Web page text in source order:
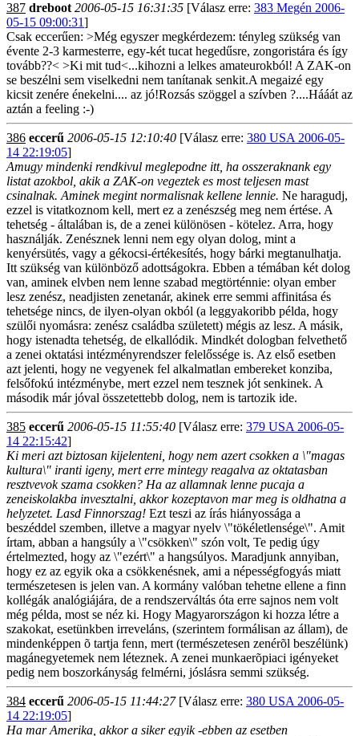
387 dreboot 2006-05-15 16:31:35 [Válasz erre: 383 Megén 2006-
05-15 09:00:31]
Csak eccerűen: >Még egyszer megkérdezem: tényleg szükség van
évente 2-3 karmesterre, egy-két tucat hegedűsre, zongoristára és így
tovább??< >Ki mit tud<...kihozni a lelkes amateurokból! A ZAK-on
se beszélni sem viselkedni nem tanítanak senkit.A megaizé egy
kicsit zenére énekelni.... az jó!Rozsás szöggel a szívben ?....Hááát az
aztán a feeling :-)
386 eccerű 2006-05-15 12:10:40 [Válasz erre: 380 USA 2006-05-
14 22:19:05]
Amugy mindenki rendkivul meglepodne itt, ha osszeraknank egy
listat azokbol, akik a ZAK-on vegeztek es most teljesen mast
csinalnak. Aminek megint normalisnak kellene lennie. Ne haragudj,
ezzel is vitatkoznom kell, mert ez a zenészség meg nem értése. A
tehetség - általában is, de a zenei különösen - kötelez. Arra, hogy
használják. Zenésznek lenni nem egy olyan dolog, mint a
kenyérsütés, vagy a gékocsi-értékesítés, hogy bárki megtanulhatja.
Itt szükség van különböző adottságokra. Ebben a témában két dolog
van, aminek elvben nem lenne szabad megtörténnie: olyan ember
lesz zenész, neadjisten zenetanár, akinek erre semmi affinitása és
tehetsége nincs, de ilyen-olyan okból (a leggyakoribb példa, hogy
szülői nyomásra: zenész családba született) mégis az lesz. A másik,
hogy istenadta tehetség, de elkallódik. Mindkét dologban felvethető
a zenei oktatási intézményrendszer felelőssége is. Az első esetben
azt jelenti, hogy ne vegyenek fel alkalmatlan embereket konziba,
felsőfokú intézménybe, mert ezzel nem tesznek jót senkinek. A
második már jóval összetettebb dolog, nem is tartozik ide.
385 eccerű 2006-05-15 11:55:40 [Válasz erre: 379 USA 2006-05-
14 22:15:42]
Ki meri azt biztosan kijelenteni, hogy nem azert csokken a \"magas
kultura\" iranti igeny, mert erre mintegy reagalva az oktatasban
resztvevok szama csokken? Ha az allamnak lenne pucaja a
zeneiskolakba invesztalni, akkor kozeptavon mar meg is oldhatna a
helyzetet. Lasd Finnorszag! Ezt teszi az írás hiányossága a
beszéddel szemben, illetve a magyar nyelv \"tökéletlensége\". Amit
írtam, abban a hangsúly a \"csökken\" szón volt, Te pedig úgy
értelmezted, hogy az \"ezért\" a hangsúlyos. Maradjunk annyiban,
hogy ez az egyik oka a csökkenésnek, ami a népességfogyás miatt
természetesen is jelen van. A kormány valóban tehetne ellene a finn
kollégák analógiájára, de a rendszerváltás óta erre sajnos nem volt
még példa, most se néz ki. Hogy Magyarországon ki hozza létre a
szakokat, esetünkben irreveláns, (szerintem formálisan az állam), de
mindenképpen õ tartja fenn, mert (természetesen zenérõl beszélünk)
magánegyetemek nem léteznek. A zenei munkaerõpiaci igényeket
pedig nem boszorkányság felmérni, jóslásra semmi szükség.
384 eccerű 2006-05-15 11:44:27[Válasz erre: 380 USA 2006-05-
14 22:19:05]
Ha mar Amerika, akkor a siker egyik -ebben az esetben